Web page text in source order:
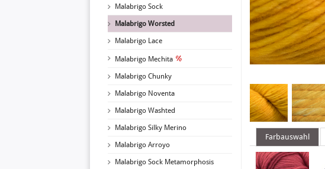
Malabrigo Sock
Malabrigo Worsted
Malabrigo Lace
Malabrigo Mechita
Malabrigo Chunky
Malabrigo Noventa
Malabrigo Washted
Malabrigo Silky Merino
Malabrigo Arroyo
Malabrigo Sock Metamorphosis
Farbauswahl